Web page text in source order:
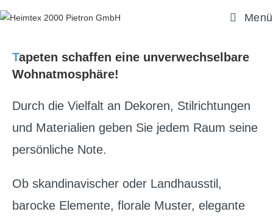
Menü
Tapeten schaffen eine unverwechselbare
Wohnatmosphäre!
Durch die Vielfalt an Dekoren, Stilrichtungen
und Materialien geben Sie jedem Raum seine
persönliche Note.
Ob skandinavischer oder Landhausstil,
barocke Elemente, florale Muster, elegante